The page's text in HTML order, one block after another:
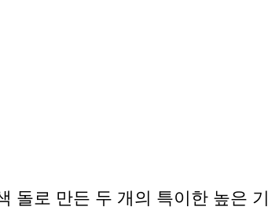
돌로 만든 두 개의 특이한 높은 기